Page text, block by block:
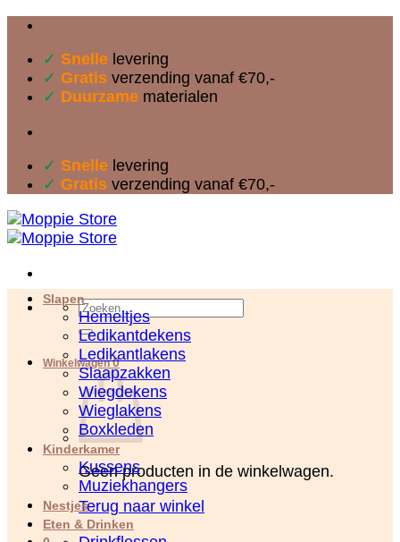
inhoud
✓ Snelle levering
✓ Gratis verzending vanaf €70,-
✓ Duurzame materialen
✓ Snelle levering
✓ Gratis verzending vanaf €70,-
Zoeken
naar:
Winkelwagen0
Geen producten in de winkelwagen.
Terug naar winkel
Slapen
Hemeltjes
Ledikantdekens
Ledikantlakens
Slaapzakken
Wiegdekens
Wieglakens
Boxkleden
Kinderkamer
Kussens
Muziekhangers
Nestjes
Eten & Drinken